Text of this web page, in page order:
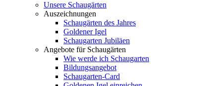
Unsere Schaugärten
Auszeichnungen
Schaugärten des Jahres
Goldener Igel
Schaugarten Jubiläen
Angebote für Schaugärten
Wie werde ich Schaugarten
Bildungsangebot
Schaugarten-Card